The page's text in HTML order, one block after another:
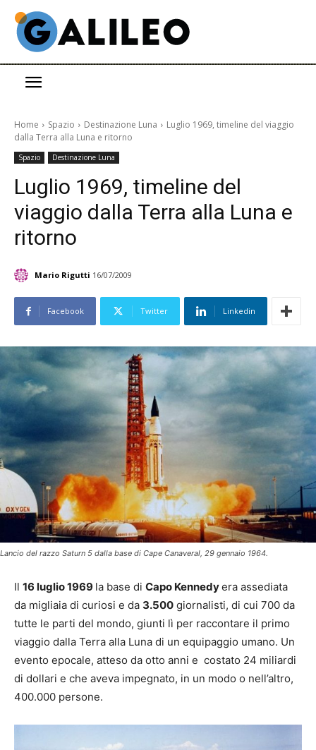
Home Spazio Destinazione Luna
Luglio 1969, timeline del viaggio
dalla Terra alla Luna e ritorno
Spazio Destinazione Luna
Luglio 1969, timeline del
viaggio dalla Terra alla Luna e
ritorno
Mario Rigutti 16/07/2009
Facebook Twitter Linkedin
Lancio del razzo Saturn 5 dalla base di Cape Canaveral, 29 gennaio 1964.
Il 16 luglio 1969 la base di Capo Kennedyera assediata
da migliaia di curiosi e da 3.500 giornalisti, di cui 700 da
tutte le parti del mondo, giunti lì per raccontare il primo
viaggio dalla Terra alla Luna di un equipaggio umano. Un
evento epocale, atteso da otto anni e costato 24 miliardi
di dollari e che aveva impegnato, in un modo o nell’altro,
400.000 persone.